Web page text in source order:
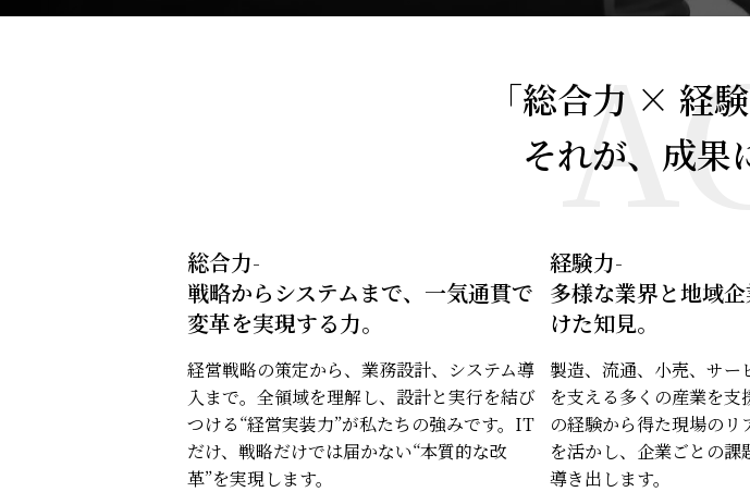
「総合力 × 経
それが、成果
総合力-
戦略からシステムまで、一気通貫で
変革を実現する力。
経営戦略の策定から、業務設計、システム導
入まで。全領域を理解し、設計と実行を結び
つける“経営実装力”が私たちの強みです。IT
だけ、戦略だけでは届かない“本質的な改
革”を実現します。
経験力-
多様な業界と地域
けた知見。
製造、流通、小売、サー
を支える多くの産業を支
の経験から得た現場のリ
を活かし、企業ごとの課
導き出します。